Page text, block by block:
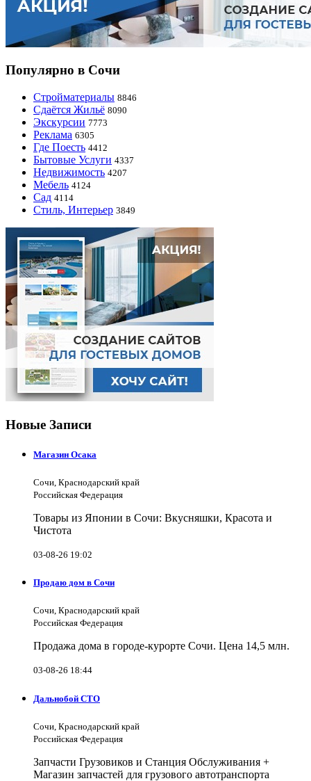
Популярно в Сочи
Стройматериалы 8846
Сдаётся Жильё 8090
Экскурсии 7773
Реклама 6305
Где Поесть 4412
Бытовые Услуги 4337
Недвижимость 4207
Мебель 4124
Сад 4114
Стиль, Интерьер 3849
Новые Записи
Магазин Осака
Сочи, Краснодарский край
Российская Федерация
Товары из Японии в Сочи: Вкусняшки, Красота и
Чистота
03-08-26 19:02
Продаю дом в Сочи
Сочи, Краснодарский край
Российская Федерация
Продажа дома в городе-курорте Сочи. Цена 14,5 млн.
03-08-26 18:44
Дальнобой СТО
Сочи, Краснодарский край
Российская Федерация
Запчасти Грузовиков и Станция Обслуживания +
Магазин запчастей для грузового автотранспорта